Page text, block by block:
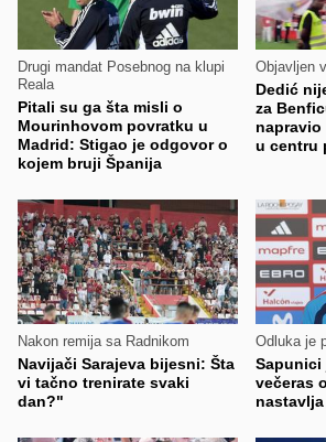
Drugi mandat Posebnog na klupi
Reala
Pitali su ga šta misli o
Mourinhovom povratku u
Madrid: Stigao je odgovor o
kojem bruji Španija
Objavljen
Dedić
za
u centru
Nakon remija sa Radnikom
Navijači Sarajeva bijesni: Šta
vi tačno trenirate svaki
dan?"
Odluka je
Sapunici
večeras